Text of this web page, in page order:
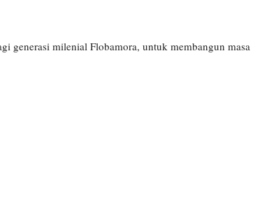
generasi milenial Flobamora, untuk membangun masa